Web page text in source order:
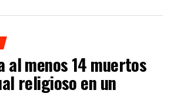
al menos 14 muertos
religioso en un